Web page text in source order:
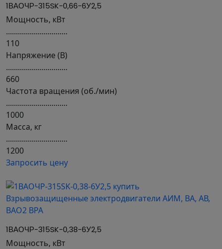
1ВАОЧР-315SK-0,66-6У2,5
Мощность, кВт
...............................
110
Напряжение (В)
...............................
660
Частота вращения (об./мин)
...............................
1000
Масса, кг
...............................
1200
Запросить цену
1ВАОЧР-315SK-0,38-6У2,5
Мощность, кВт